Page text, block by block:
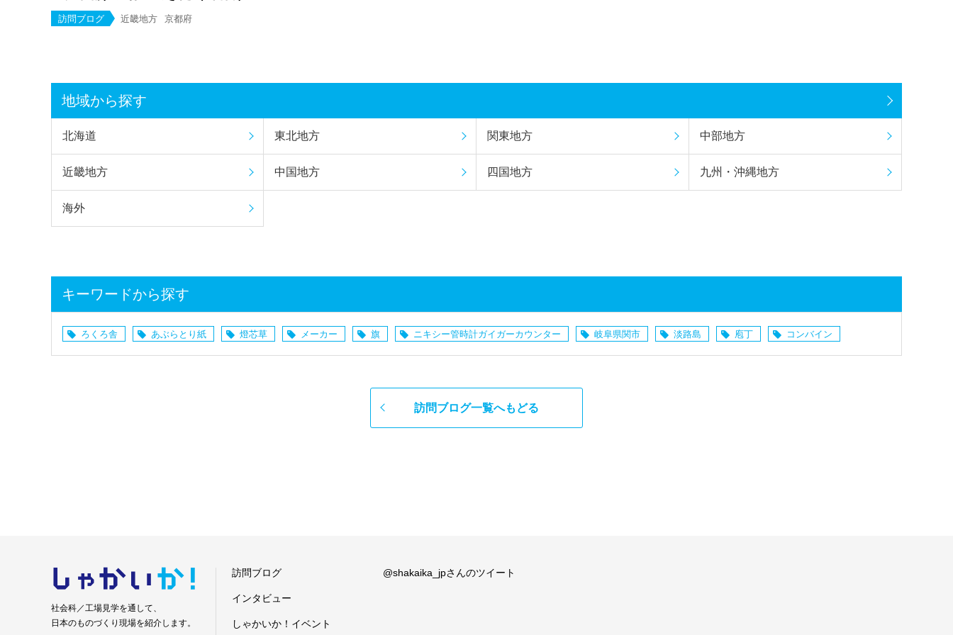
訪問ブログ 近畿地方 京都府
地域から探す
北海道 東北地方 関東地方 中部地方
近畿地方 中国地方 四国地方 九州・沖縄地方
海外
キーワードから探す
ろくろ舎 あぶらとり紙 燈芯草 メーカー 旗 ニキシー管時計ガイガーカウンター 岐阜県関市 淡路島 庖丁 コンバイン
訪問ブログ一覧へもどる
しゃかい か！
社会科／工場見学を通して、
日本のものづくり現場を紹介します。
訪問ブログ
インタビュー
しゃかいか！イベント
@shakaika_jpさんのツイート